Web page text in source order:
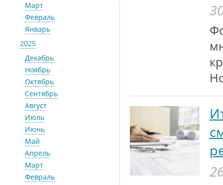
Март
Февраль
Январь
2025
Декабрь
Ноябрь
Октябрь
Сентябрь
Август
Июль
Июнь
Май
Апрель
Март
Февраль